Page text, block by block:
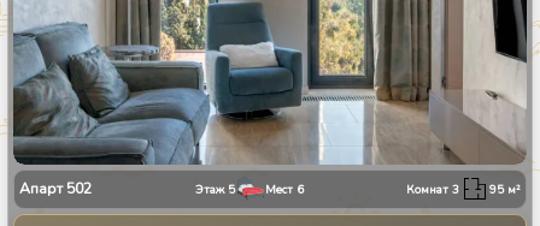
Апарт502 Этаж 5 Мест 6 Комнат3 95м²